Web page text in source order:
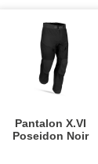
Pantalon X.VI
Poseidon Noir